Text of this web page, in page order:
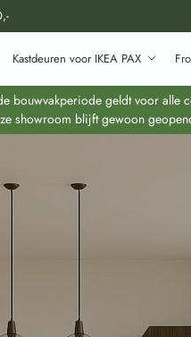
Kastdeuren voor IKEA PAX
bouwvakperiode geldt voor alle
showroom blijft gewoon